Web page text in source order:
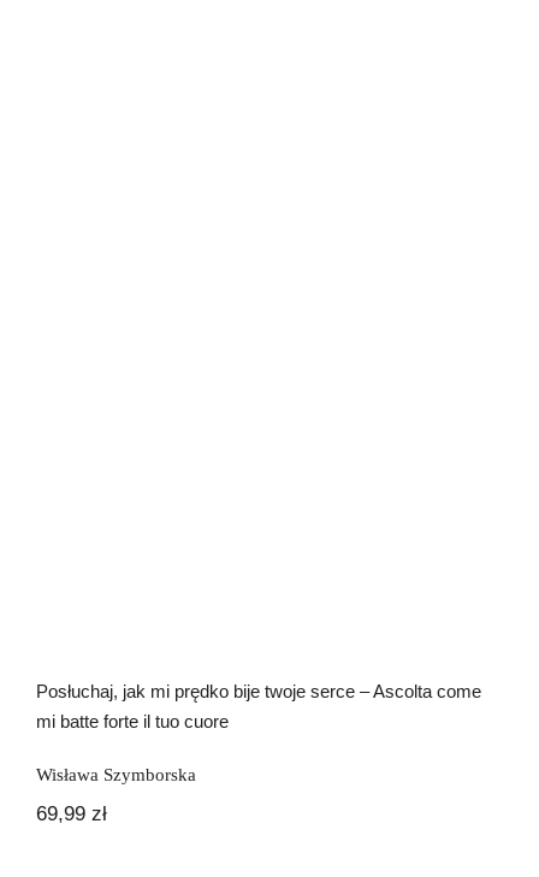
Posłuchaj, jak mi prędko bije twoje serce – Ascolta come
mi batte forte il tuo cuore
Wisława Szymborska
69,99 zł